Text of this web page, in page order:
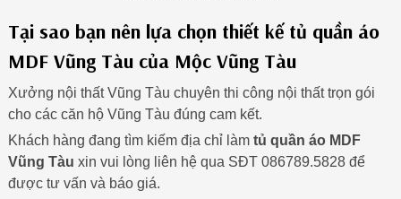
Tại sao bạn nên lựa chọn thiết kế tủ quần áo
MDF Vũng Tàu của Mộc Vũng Tàu
Xưởng nội thất Vũng Tàu chuyên thi công nội thất trọn gói
cho các căn hộ Vũng Tàu đúng cam kết.
Khách hàng đang tìm kiếm địa chỉ làm tủ quần áo MDF
Vũng Tàu xin vui lòng liên hệ qua SĐT 086789.5828 để
được tư vấn và báo giá.